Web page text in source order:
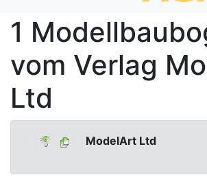
1
vom Verlag
Ltd
ModelArt Ltd